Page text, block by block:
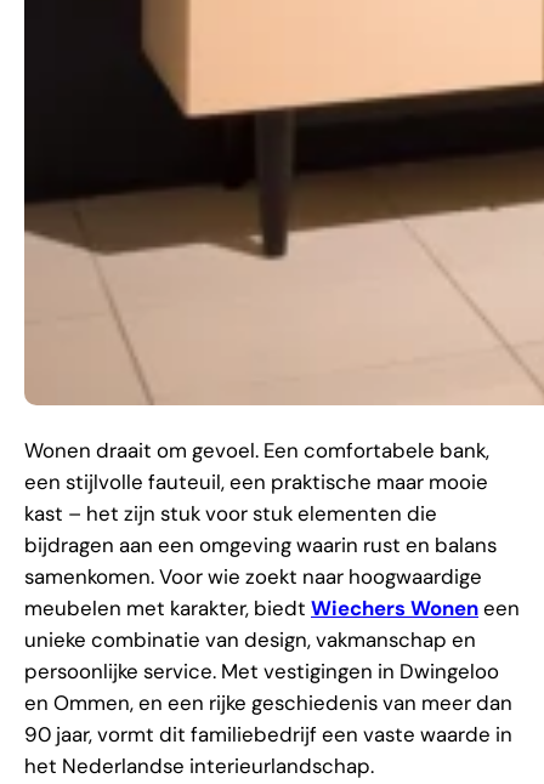
Wonen draait om gevoel. Een comfortabele bank,
een stijlvolle fauteuil, een praktische maar mooie
kast – het zijn stuk voor stuk elementen die
bijdragen aan een omgeving waarin rust en balans
samenkomen. Voor wie zoekt naar hoogwaardige
meubelen met karakter, biedt Wiechers Woneneen
unieke combinatie van design, vakmanschap en
persoonlijke service. Met vestigingen in Dwingeloo
en Ommen, en een rijke geschiedenis van meer dan
90 jaar, vormt dit familiebedrijf een vaste waarde in
het Nederlandse interieurlandschap.